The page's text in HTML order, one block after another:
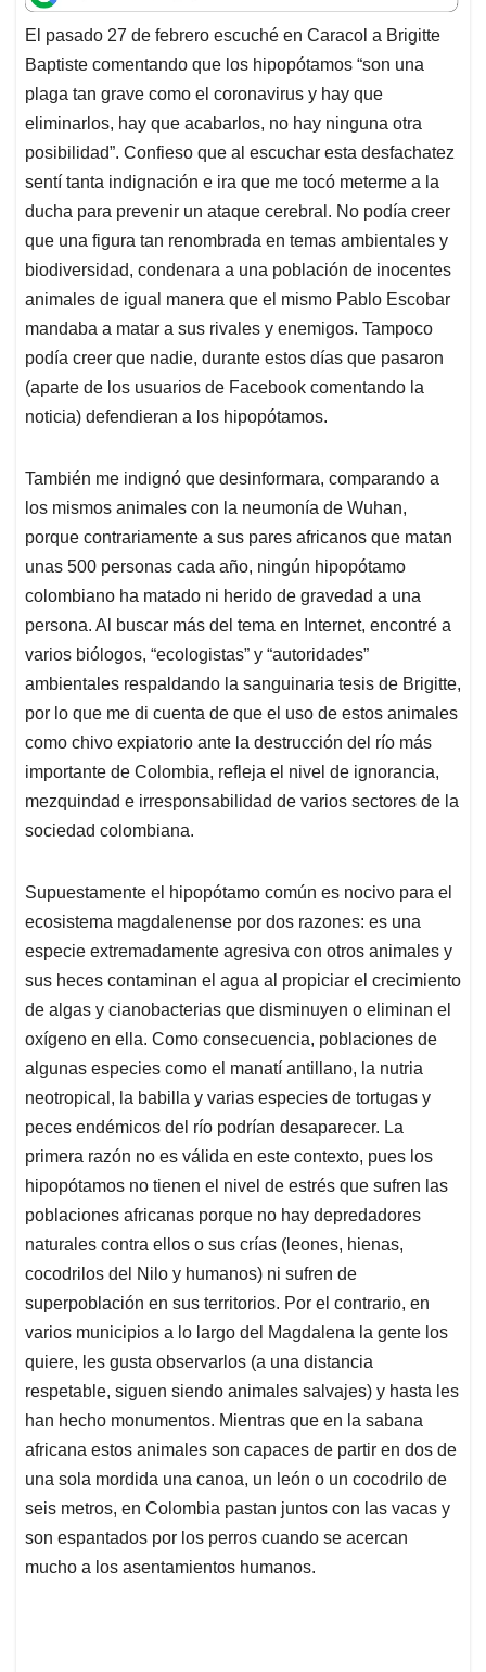
t
s
A
p
p
e
b
o
o
k
k
e
d
I
n
i
l
e
a
d
s
El pasado 27 de febrero escuché en Caracol a Brigitte
Baptiste comentando que los hipopótamos “son una
plaga tan grave como el coronavirus y hay que
eliminarlos, hay que acabarlos, no hay ninguna otra
posibilidad”. Confieso que al escuchar esta desfachatez
sentí tanta indignación e ira que me tocó meterme a la
ducha para prevenir un ataque cerebral. No podía creer
que una figura tan renombrada en temas ambientales y
biodiversidad, condenara a una población de inocentes
animales de igual manera que el mismo Pablo Escobar
mandaba a matar a sus rivales y enemigos. Tampoco
podía creer que nadie, durante estos días que pasaron
(aparte de los usuarios de Facebook comentando la
noticia) defendieran a los hipopótamos.
También me indignó que desinformara, comparando a
los mismos animales con la neumonía de Wuhan,
porque contrariamente a sus pares africanos que matan
unas 500 personas cada año, ningún hipopótamo
colombiano ha matado ni herido de gravedad a una
persona. Al buscar más del tema en Internet, encontré a
varios biólogos, “ecologistas” y “autoridades”
ambientales respaldando la sanguinaria tesis de Brigitte,
por lo que me di cuenta de que el uso de estos animales
como chivo expiatorio ante la destrucción del río más
importante de Colombia, refleja el nivel de ignorancia,
mezquindad e irresponsabilidad de varios sectores de la
sociedad colombiana.
Supuestamente el hipopótamo común es nocivo para el
ecosistema magdalenense por dos razones: es una
especie extremadamente agresiva con otros animales y
sus heces contaminan el agua al propiciar el crecimiento
de algas y cianobacterias que disminuyen o eliminan el
oxígeno en ella. Como consecuencia, poblaciones de
algunas especies como el manatí antillano, la nutria
neotropical, la babilla y varias especies de tortugas y
peces endémicos del río podrían desaparecer. La
primera razón no es válida en este contexto, pues los
hipopótamos no tienen el nivel de estrés que sufren las
poblaciones africanas porque no hay depredadores
naturales contra ellos o sus crías (leones, hienas,
cocodrilos del Nilo y humanos) ni sufren de
superpoblación en sus territorios. Por el contrario, en
varios municipios a lo largo del Magdalena la gente los
quiere, les gusta observarlos (a una distancia
respetable, siguen siendo animales salvajes) y hasta les
han hecho monumentos. Mientras que en la sabana
africana estos animales son capaces de partir en dos de
una sola mordida una canoa, un león o un cocodrilo de
seis metros, en Colombia pastan juntos con las vacas y
son espantados por los perros cuando se acercan
mucho a los asentamientos humanos.